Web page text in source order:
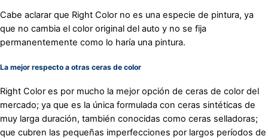
Cabe aclarar que Right Color no es una especie de pintura, ya
que no cambia el color original del auto y no se fija
permanentemente como lo haría una pintura.
La mejor respecto a otras ceras de color
Right Color es por mucho la mejor opción de ceras de color del
mercado; ya que es la única formulada con ceras sintéticas de
muy larga duración, también conocidas como ceras selladoras;
que cubren las pequeñas imperfecciones por largos períodos de